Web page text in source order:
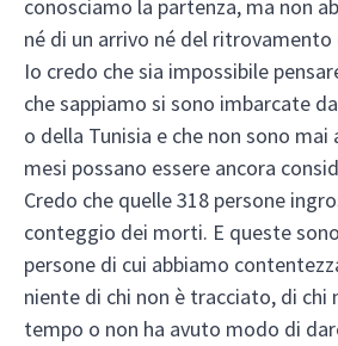
conosciamo la partenza, ma non
né di un arrivo né del ritrovamento
Io credo che sia impossibile
che sappiamo si sono imbarcate
o della Tunisia e che non sono
mesi possano essere ancora
Credo che quelle 318 persone
conteggio dei morti. E queste
persone di cui abbiamo
niente di chi non è tracciato, di chi
tempo o non ha avuto modo di